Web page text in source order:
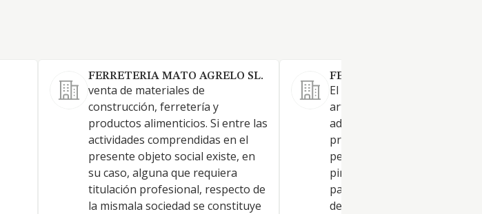
FERRETERIA MATO AGRELO SL.
venta de materiales de
construcción, ferretería y
productos alimenticios. Si entre las
actividades comprendidas en el
presente objeto social existe, en
su caso, alguna que requiera
titulación profesional, respecto de
la mismala sociedad se constituye
FERRETERIA SINDO SL.
El comercio al por menor de
artículos de menaje,
adorno, regalo o reclamo;
productos de drogueria,
perfumería, cosmética,
pintura, barnices,
papeles y productos para
decoración. La